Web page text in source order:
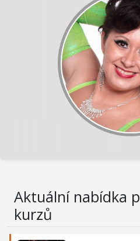
Aktuální nabídka
kurzů